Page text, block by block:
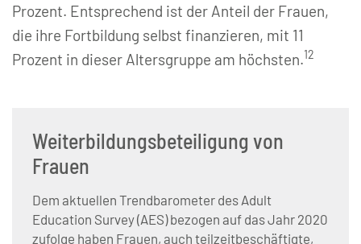
Prozent. Entsprechend ist der Anteil der Frauen,
die ihre Fortbildung selbst finanzieren, mit 11
Prozent in dieser Altersgruppe am höchsten.12
Weiterbildungsbeteiligung von
Frauen
Dem aktuellen Trendbarometer des Adult
Education Survey (AES) bezogen auf das Jahr 2020
zufolge haben Frauen, auch teilzeitbeschäftigte,